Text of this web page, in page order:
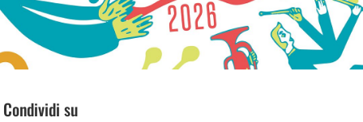
Condividi su